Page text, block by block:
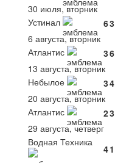
30 июля, вторник
Устинал
63
6 августа, вторник
Атлантис
36
13 августа, вторник
Небылое
34
20 августа, вторник
Атлантис
23
29 августа, четверг
Водная Техника
41